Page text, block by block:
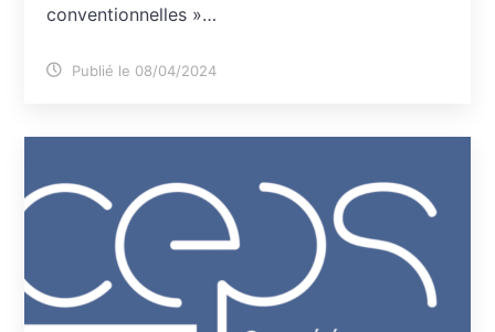
conventionnelles »…
Publié le 08/04/2024